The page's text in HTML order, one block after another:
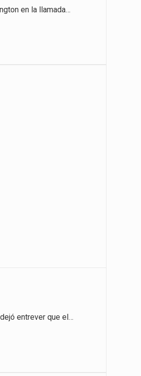
en la llamada…
entrever que el…